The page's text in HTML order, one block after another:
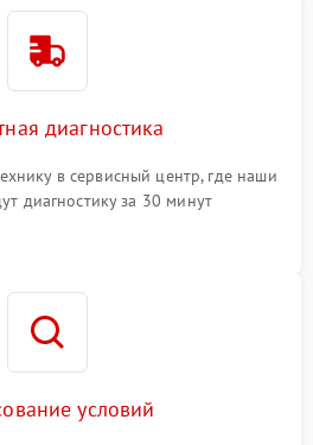
диагностика
в сервисный центр, где наши
диагностику за 30 минут
условий